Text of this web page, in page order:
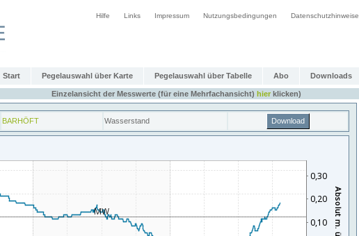
Hilfe Links Impressum Nutzungsbedingungen Datenschutzhinweise
Start Pegelauswahl über Karte Pegelauswahl über Tabelle Abo Downloads
Einzelansicht der Messwerte (für eine Mehrfachansicht) hierklicken)
BARHÖFT Wasserstand Download